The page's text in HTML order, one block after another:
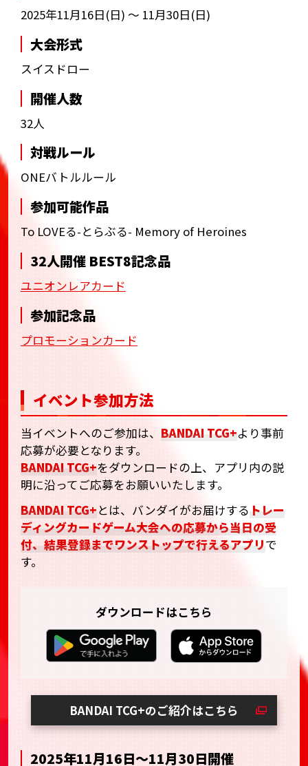
2025年11月16日(日) ～ 11月30日(日)
大会形式
スイスドロー
開催人数
32人
対戦ルール
ONEバトルルール
参加可能作品
To LOVEる-とらぶる- Memory of Heroines
32人開催 BEST8記念品
ユニオンレアカード
参加記念品
プロモーションカード
イベント参加方法
当イベントへのご参加は、 BANDAI TCG+より事前
応募が必要となります。
BANDAI TCG+をダウンロードの上、アプリ内の説
明に沿ってご応募をお願いいたします。
BANDAI TCG+とは、バンダイがお届けする トレー
ディングカードゲーム大会への応募から当日の受
付、結果登録までワンストップで行えるアプリで
す。
ダウンロードはこちら
BANDAI TCG+のご紹介はこちら
2025年11月16日～11月30日開催